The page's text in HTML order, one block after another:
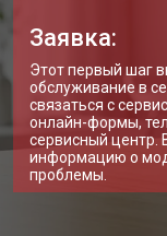
Заявка:
Этот первый шаг
обслуживание в
связаться с
онлайн-формы,
сервисный центр.
информацию о
проблемы.